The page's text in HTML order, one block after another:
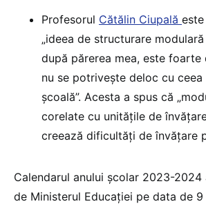
Profesorul Cătălin Ciupală
„ideea de structurare
după părerea mea, este foarte
nu se potrivește deloc cu
școală”. Acesta a spus că
corelate cu unitățile de
creează dificultăți de învățare
Calendarul anului școlar 2023-
de Ministerul Educației pe data de